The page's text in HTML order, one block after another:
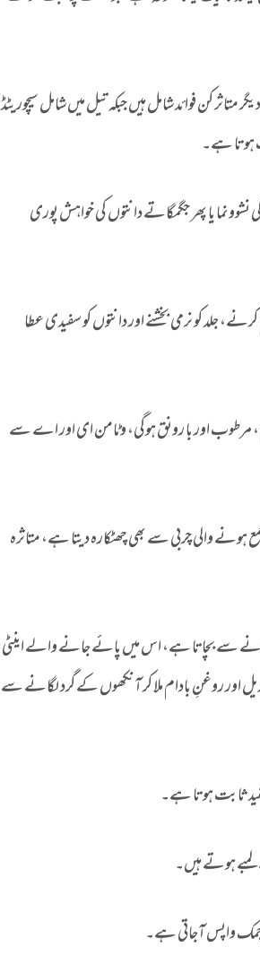
کن فوائد شامل ہیں جبکہ تیل میں شامل سیچوریٹڈ
ہوتا ہے۔
نشوونما یا پھر جگمگاتے دانتوں کی خواہش پوری
جلد کو نرمی بخشنے اور دانتوں کو سفیدی عطا
مرطوب اور با رونق ہوگی، وٹامن ای اور اے سے
ہونے والی چربی سے بھی چھٹکارہ دیتا ہے، متاثرہ
سے بچاتا ہے، اس میں پائے جانے والے اینٹی
روغنِ بادام ملا کر آنکھوں کے گرد لگانے سے
ثابت ہوتا ہے۔
ہوتے ہیں۔
چمک واپس آجاتی ہے۔